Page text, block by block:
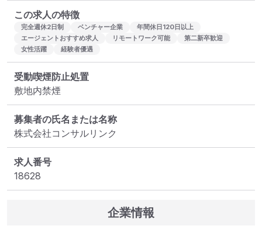
この求人の特徴
完全週休2日制 ベンチャー企業
年間休日120日以上
エージェントおすすめ求人
リモートワーク可能
第二新卒歓迎
女性活躍
経験者優遇
受動喫煙防止処置
敷地内禁煙
募集者の氏名または名称
株式会社コンサルリンク
求人番号
18628
企業情報